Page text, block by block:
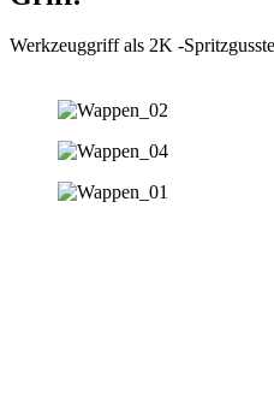
Werkzeuggriff als 2K -